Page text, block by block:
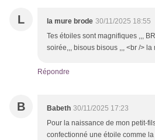
L la mure brode 30/11/2025 18:55
Tes étoiles sont magnifiques ,,,
soirée,,, bisous bisous ,,, <br /> la
Répondre
B Babeth 30/11/2025 17:23
Pour la naissance de mon petit-
confectionné une étoile comme